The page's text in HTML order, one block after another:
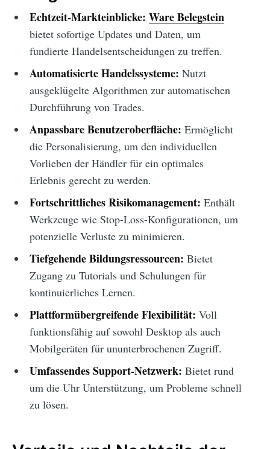
Echtzeit-Markteinblicke: Ware Belegstein
bietet sofortige Updates und Daten, um
fundierte Handelsentscheidungen zu treffen.
Automatisierte Handelssysteme: Nutzt
ausgeklügelte Algorithmen zur automatischen
Durchführung von Trades.
Anpassbare Benutzeroberfläche: Ermöglicht
die Personalisierung, um den individuellen
Vorlieben der Händler für ein optimales
Erlebnis gerecht zu werden.
Fortschrittliches Risikomanagement: Enthält
Werkzeuge wie Stop-Loss-Konfigurationen, um
potenzielle Verluste zu minimieren.
Tiefgehende Bildungsressourcen: Bietet
Zugang zu Tutorials und Schulungen für
kontinuierliches Lernen.
Plattformübergreifende Flexibilität: Voll
funktionsfähig auf sowohl Desktop als auch
Mobilgeräten für ununterbrochenen Zugriff.
Umfassendes Support-Netzwerk: Bietet rund
um die Uhr Unterstützung, um Probleme schnell
zu lösen.